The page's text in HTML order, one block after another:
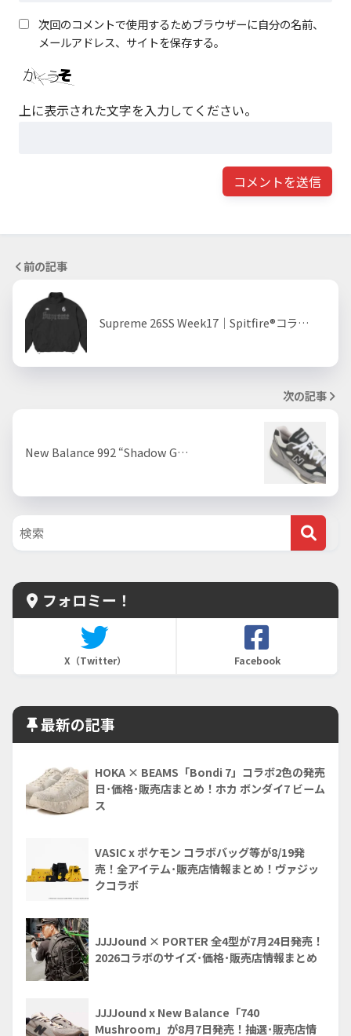
次回のコメントで使用するためブラウザーに自分の名前、
メールアドレス、サイトを保存する。
上に表示された文字を入力してください。
前の記事
Supreme 26SS Week17｜Spitfire®コラ…
次の記事
New Balance 992 “Shadow G…
フォロミー！
X（Twitter） Facebook
最新の記事
HOKA × BEAMS「Bondi 7」コラボ2色の発売
日･価格･販売店まとめ！ホカ ボンダイ7 ビーム
ス
VASIC x ポケモン コラボバッグ等が8/19発
売！全アイテム･販売店情報まとめ！ヴァジッ
クコラボ
JJJJound × PORTER 全4型が7月24日発売！
2026コラボのサイズ･価格･販売店情報まとめ
JJJJound x New Balance「740
Mushroom」が8月7日発売！抽選･販売店情